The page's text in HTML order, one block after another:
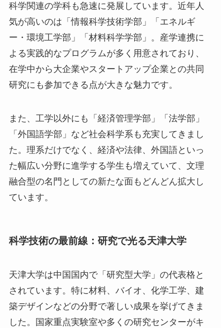
科学関連の学科も急速に発展しています。近年人
気が高いのは「情報科学技術学部」「エネルギ
ー・環境工学部」「材料科学学部」。産学連携に
よる実践的なプログラムが多く用意されており、
在学中から大企業やスタートアップ企業との共同
研究にも参加できる点が大きな魅力です。
また、工学以外にも「経済管理学部」「法学部」
「外国語学部」など社会科学系も充実してきまし
た。理系だけでなく、経済や法律、外国語といっ
た幅広い分野に進学する学生も増えていて、文理
融合型の名門としての新たな面もどんどん拡大し
ています。
科学技術の最前線：研究で光る天津大学
天津大学は中国国内で「研究型大学」の代表格と
されています。特に材料、バイオ、化学工学、建
築デザインなどの分野で著しい成果を挙げてきま
した。国家重点実験室や多くの研究センターがキ